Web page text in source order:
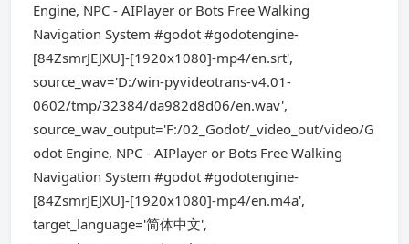
Engine, NPC - AIPlayer or Bots Free Walking
Navigation System #godot #godotengine-
[84ZsmrJEJXU]-[1920x1080]-mp4/en.srt',
source_wav='D:/win-pyvideotrans-v4.01-
0602/tmp/32384/da982d8d06/en.wav',
source_wav_output='F:/02_Godot/_video_out/video/G
odot Engine, NPC - AIPlayer or Bots Free Walking
Navigation System #godot #godotengine-
[84ZsmrJEJXU]-[1920x1080]-mp4/en.m4a',
target_language='简体中文',